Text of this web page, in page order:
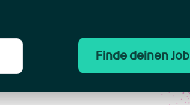
Finde deinen Job